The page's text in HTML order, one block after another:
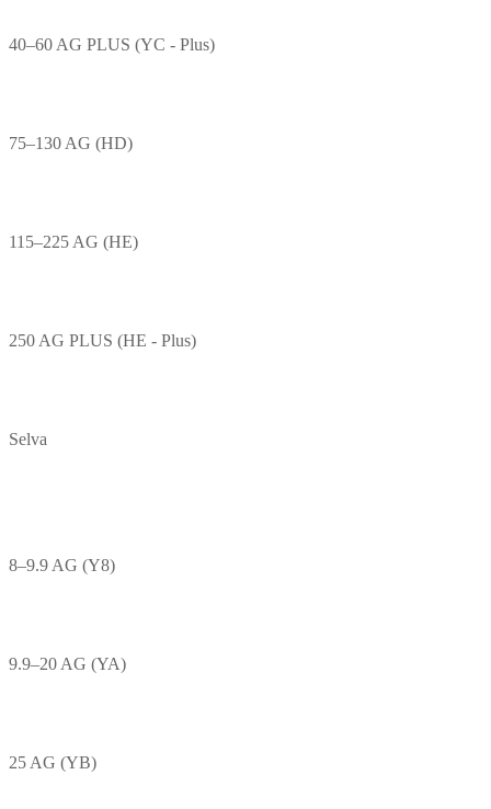
40–60 AG PLUS (YC - Plus)
75–130 AG (HD)
115–225 AG (HE)
250 AG PLUS (HE - Plus)
Selva
8–9.9 AG (Y8)
9.9–20 AG (YA)
25 AG (YB)